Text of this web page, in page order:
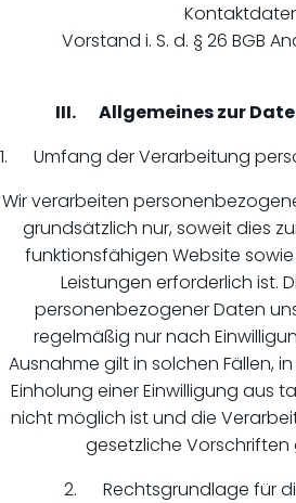
Vorstand i. S. d. § 26 BGB
III. Allgemeines zur
1. Umfang der Verarbeitung
Wir verarbeiten
grundsätzlich nur, soweit dies
funktionsfähigen Website
Leistungen erforderlich ist.
personenbezogener Daten
regelmäßig nur nach
Ausnahme gilt in solchen Fällen,
Einholung einer Einwilligung aus
nicht möglich ist und die
gesetzliche
2. Rechtsgrundlage für